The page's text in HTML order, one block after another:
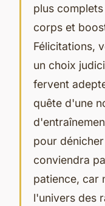
plus
corps et
Félicitations,
un choix
fervent
quête d'une
pour
conviendra
patience, car
l'univers des